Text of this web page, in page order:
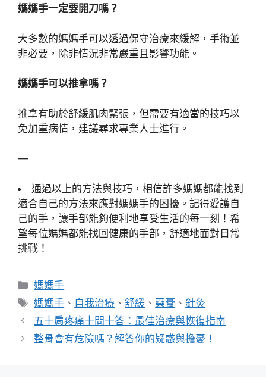
媽媽手一定要開刀嗎？
大多數的媽媽手可以透過保守治療來緩解，手術並
非必要，除非情況非常嚴重且影響功能。
媽媽手可以推拿嗎？
推拿有助於舒緩肌肉緊張，但需要有適當的技巧以
免加重病情，建議尋求專業人士進行。
—
通過以上的方法與技巧，相信許多媽媽都能找到
適合自己的方法來應對媽媽手的困擾。記得愛護自
己的手，讓手部能夠便利地享受生活的每一刻！希
望每位媽媽都能找回健康的手部，舒適地面對日常
挑戰！
分
類
媽媽手
標
籤
媽媽手 、 自我治療 、舒緩 、 藥膏 、 針灸
五十肩疼痛十問十答：最佳治療與恢復指南
整骨會有危險嗎？解答你的疑惑與擔憂！